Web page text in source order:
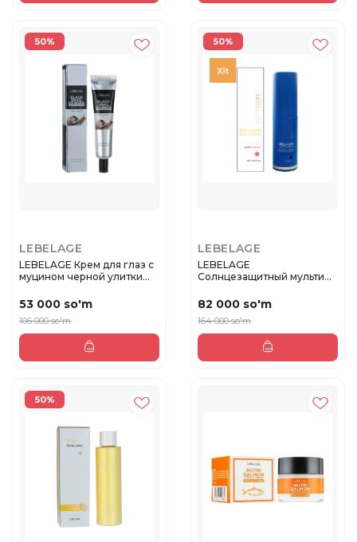
50%
LEBELAGE
LEBELAGE Крем для глаз с
муцином черной улитки
53 000 so'm
106 000 so'm
50%
LEBELAGE
LEBELAGE
Солнцезащитный мульти
82 000 so'm
164 000 so'm
50%